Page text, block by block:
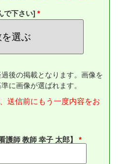
で下さい]
後の掲載となります。画像を
に画像が選ばれます。
送信前にもう一度内容をお
護師 教師 幸子 太郎】